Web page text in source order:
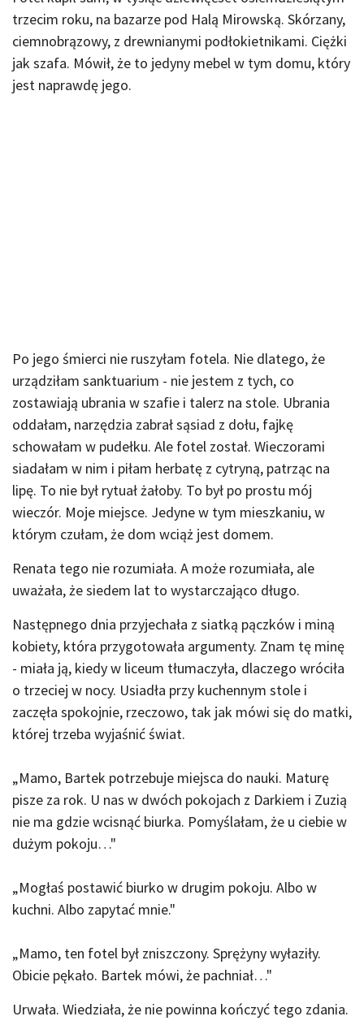
trzecim roku, na bazarze pod Halą Mirowską. Skórzany,
ciemnobrązowy, z drewnianymi podłokietnikami. Ciężki
jak szafa. Mówił, że to jedyny mebel w tym domu, który
jest naprawdę jego.
Po jego śmierci nie ruszyłam fotela. Nie dlatego, że
urządziłam sanktuarium - nie jestem z tych, co
zostawiają ubrania w szafie i talerz na stole. Ubrania
oddałam, narzędzia zabrał sąsiad z dołu, fajkę
schowałam w pudełku. Ale fotel został. Wieczorami
siadałam w nim i piłam herbatę z cytryną, patrząc na
lipę. To nie był rytuał żałoby. To był po prostu mój
wieczór. Moje miejsce. Jedyne w tym mieszkaniu, w
którym czułam, że dom wciąż jest domem.
Renata tego nie rozumiała. A może rozumiała, ale
uważała, że siedem lat to wystarczająco długo.
Następnego dnia przyjechała z siatką pączków i miną
kobiety, która przygotowała argumenty. Znam tę minę
- miała ją, kiedy w liceum tłumaczyła, dlaczego wróciła
o trzeciej w nocy. Usiadła przy kuchennym stole i
zaczęła spokojnie, rzeczowo, tak jak mówi się do matki,
której trzeba wyjaśnić świat.
„Mamo, Bartek potrzebuje miejsca do nauki. Maturę
pisze za rok. U nas w dwóch pokojach z Darkiem i Zuzią
nie ma gdzie wcisnąć biurka. Pomyślałam, że u ciebie w
dużym pokoju…"
„Mogłaś postawić biurko w drugim pokoju. Albo w
kuchni. Albo zapytać mnie."
„Mamo, ten fotel był zniszczony. Sprężyny wyłaziły.
Obicie pękało. Bartek mówi, że pachniał…"
Urwała. Wiedziała, że nie powinna kończyć tego zdania.